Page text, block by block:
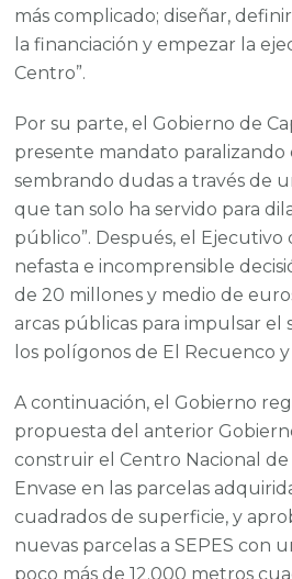
más complicado; diseñar,
la financiación y empezar la
Centro”.
Por su parte, el Gobierno de
presente mandato paralizando
sembrando dudas a través de
que tan solo ha servido para
público”. Después, el Ejecutivo
nefasta e incomprensible
de 20 millones y medio de
arcas públicas para impulsar el
los polígonos de El Recuenco y
A continuación, el Gobierno
propuesta del anterior
construir el Centro Nacional de
Envase en las parcelas
cuadrados de superficie, y
nuevas parcelas a SEPES con
poco más de 12.000 metros